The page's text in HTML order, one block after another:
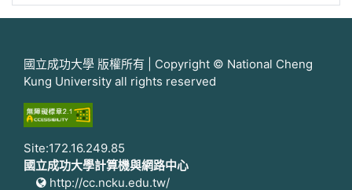
國立成功大學 版權所有 | Copyright © National Cheng
Kung University all rights reserved
Site:172.16.249.85
國立成功大學計算機與網路中心
http://cc.ncku.edu.tw/